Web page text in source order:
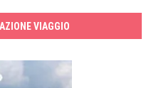
VIAGGIO